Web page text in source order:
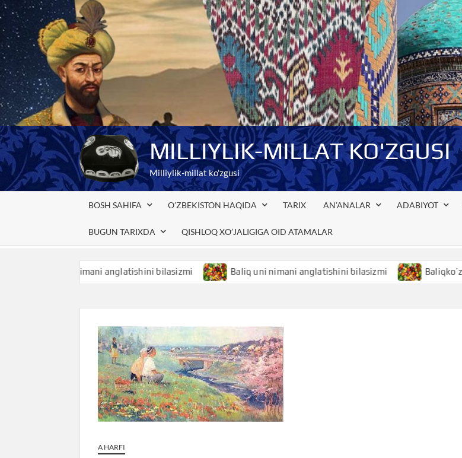
Skip
to
content
MILLIYLIK-MILLAT KO'ZGUSI
Milliylik-millat ko'zgusi
BOSH SAHIFA O’ZBEKISTON HAQIDA TARIX AN’ANALAR ADABIYOT
BUGUN TARIXDA QISHLOQ XO’JALIGIGA OID ATAMALAR
Baliqchi nimani anglatishini bilasizmi Baliq uni nimani anglatishini bilasizmi Baliqko’z nimani
A HARFI